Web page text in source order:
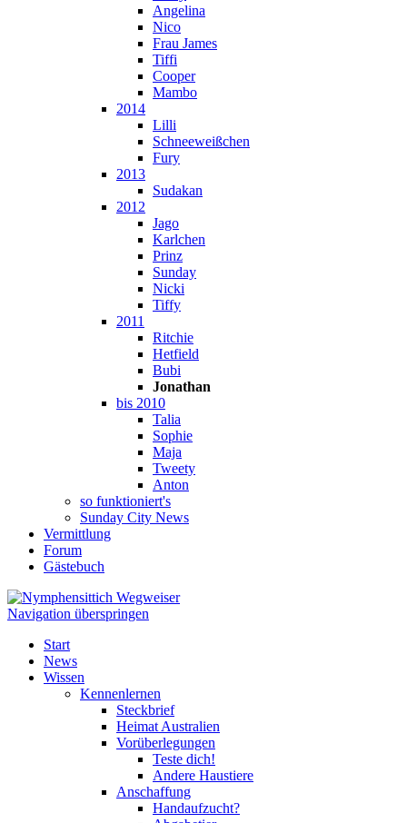
Angelina
Nico
Frau James
Tiffi
Cooper
Mambo
2014
Lilli
Schneeweißchen
Fury
2013
Sudakan
2012
Jago
Karlchen
Prinz
Sunday
Nicki
Tiffy
2011
Ritchie
Hetfield
Bubi
Jonathan
bis 2010
Talia
Sophie
Maja
Tweety
Anton
so funktioniert's
Sunday City News
Vermittlung
Forum
Gästebuch
Navigation überspringen
Start
News
Wissen
Kennenlernen
Steckbrief
Heimat Australien
Vorüberlegungen
Teste dich!
Andere Haustiere
Anschaffung
Handaufzucht?